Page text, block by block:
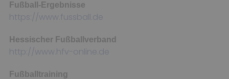
Fußball-Ergebnisse
https://www.fussball.de
Hessischer Fußballverband
http://www.hfv-online.de
Fußballtraining